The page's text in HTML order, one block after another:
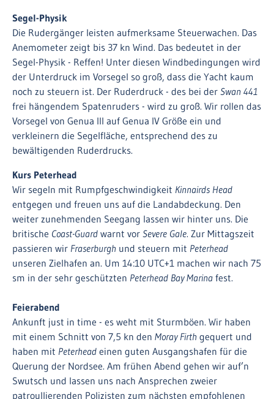
Segel-Physik
Die Rudergänger leisten aufmerksame Steuerwachen. Das
Anemometer zeigt bis 37 kn Wind. Das bedeutet in der
Segel-Physik - Reffen! Unter diesen Windbedingungen wird
der Unterdruck im Vorsegel so groß, dass die Yacht kaum
noch zu steuern ist. Der Ruderdruck - des bei der Swan 441
frei hängendem Spatenruders - wird zu groß. Wir rollen das
Vorsegel von Genua III auf Genua IV Größe ein und
verkleinern die Segelfläche, entsprechend des zu
bewältigenden Ruderdrucks.
Kurs Peterhead
Wir segeln mit Rumpfgeschwindigkeit Kinnairds Head
entgegen und freuen uns auf die Landabdeckung. Den
weiter zunehmenden Seegang lassen wir hinter uns. Die
britische Coast-Guard warnt vor Severe Gale. Zur Mittagszeit
passieren wir Fraserburgh und steuern mit Peterhead
unseren Zielhafen an. Um 14:10 UTC+1 machen wir nach 75
sm in der sehr geschützten Peterhead Bay Marina fest.
Feierabend
Ankunft just in time - es weht mit Sturmböen. Wir haben
mit einem Schnitt von 7,5 kn den Moray Firth gequert und
haben mit Peterhead einen guten Ausgangshafen für die
Querung der Nordsee. Am frühen Abend gehen wir auf’n
Swutsch und lassen uns nach Ansprechen zweier
patroullierenden Polizisten zum nächsten empfohlenen